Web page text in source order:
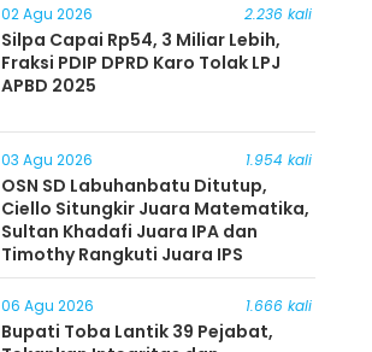
02 Agu 2026 2.236 kali
Silpa Capai Rp54, 3 Miliar Lebih,
Fraksi PDIP DPRD Karo Tolak LPJ
APBD 2025
03 Agu 2026 1.954 kali
OSN SD Labuhanbatu Ditutup,
Ciello Situngkir Juara Matematika,
Sultan Khadafi Juara IPA dan
Timothy Rangkuti Juara IPS
06 Agu 2026 1.666 kali
Bupati Toba Lantik 39 Pejabat,